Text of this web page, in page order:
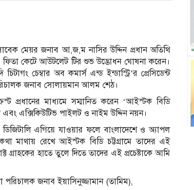
মেয়র জনাব আ,জ,ম নাসির উদ্দিন প্রধান অতিথি
ফিতা কেটে আউটলেট টির শুভ উদ্ভোধন ঘোষনা করেন।
চেম্বার অব কমার্স এন্ড ইন্ডাস্ট্রি’র প্রেসিডেন্ট
জনাব সোলায়মান আলম শেঠ।
প্রধানের মাধ্যমে সম্মানিত করেন ‘আইস্টক বিডি
এক্সিকিউটিভ পাইলট ও নাইম উদ্দিন নয়ন।
এগিয়ে যাওয়ার ফলে বাংলাদেশে ও অ্যাপল
কথা মাথায় রেখে আইস্টক বিডি চট্টগ্রামে তাদের এই
গ্রাহকের হাতে তুলে দিতে তাদের এই প্রচেষ্টাকে আমি
পরিচালক জনাব ইয়াসিনুজ্জামান (তামিম),